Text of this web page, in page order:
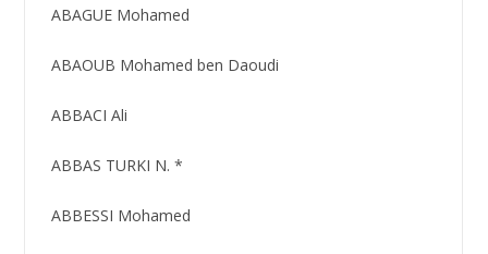
3416
ABAGUE Mohamed
ABAOUB Mohamed ben Daoudi
ABBACI Ali
ABBAS TURKI N. *
ABBESSI Mohamed